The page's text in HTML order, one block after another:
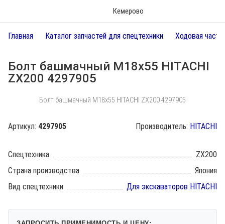
Кемерово
Главная Каталог запчастей для спецтехники Ходовая часть
Болт башмачный M18х55 HITACHI
ZX200 4297905
Болт башмачный M18х55 HITACHI ZX200 4297905
Артикул: 4297905 Производитель: HITACHI
Спецтехника
ZX200
Страна производства
Япония
Вид спецтехники
Для экскаваторов HITACHI